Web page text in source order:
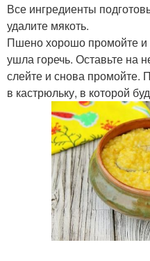
Все ингредиенты
удалите мякоть.
Пшено хорошо промойте и
ушла горечь. Оставьте на
слейте и снова
в кастрюльку, в которой